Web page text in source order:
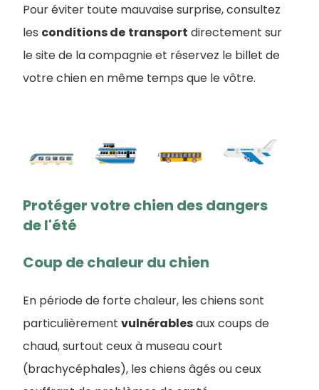
Pour éviter toute mauvaise surprise, consultez
les conditions de transport directement sur
le site de la compagnie et réservez le billet de
votre chien en même temps que le vôtre.
Protéger votre chien des dangers
de l'été
Coup de chaleur du chien
En période de forte chaleur, les chiens sont
particulièrement vulnérablesaux coups de
chaud, surtout ceux à museau court
(brachycéphales), les chiens âgés ou ceux